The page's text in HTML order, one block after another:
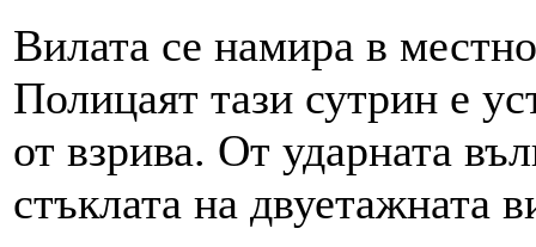
Вилата се намира в
Полицаят тази сутрин е
от взрива. От ударната
стъклата на двуетажната